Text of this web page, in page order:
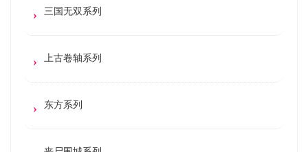
三国无双系列
上古卷轴系列
东方系列